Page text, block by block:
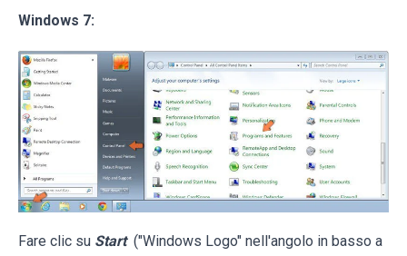
Windows 7:
Fare clic su Start ("Windows Logo" nell'angolo in basso a